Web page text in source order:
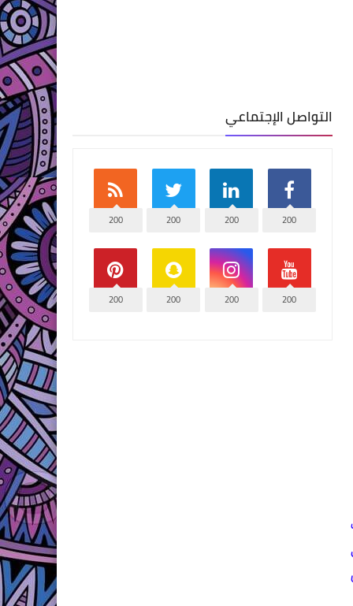
التواصل الإجتماعي
200
200
200
200
200
200
200
200